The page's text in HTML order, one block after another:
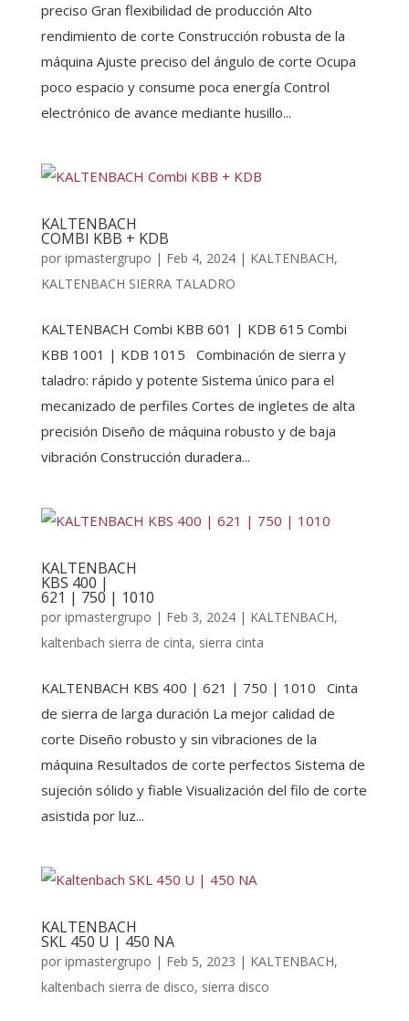
preciso Gran flexibilidad de producción Alto
rendimiento de corte Construcción robusta de la
máquina Ajuste preciso del ángulo de corte Ocupa
poco espacio y consume poca energía Control
electrónico de avance mediante husillo...
KALTENBACH
COMBI KBB + KDB
por ipmastergrupo | Feb 4, 2024| KALTENBACH,
KALTENBACH SIERRA TALADRO
KALTENBACH Combi KBB 601 | KDB 615 Combi
KBB 1001 | KDB 1015 Combinación de sierra y
taladro: rápido y potente Sistema único para el
mecanizado de perfiles Cortes de ingletes de alta
precisión Diseño de máquina robusto y de baja
vibración Construcción duradera...
KALTENBACH
KBS 400 |
621 | 750 | 1010
por ipmastergrupo | Feb 3, 2024| KALTENBACH,
kaltenbach sierra de cinta, sierra cinta
KALTENBACH KBS 400 | 621 | 750 | 1010 Cinta
de sierra de larga duración La mejor calidad de
corte Diseño robusto y sin vibraciones de la
máquina Resultados de corte perfectos Sistema de
sujeción sólido y fiable Visualización del filo de corte
asistida por luz...
KALTENBACH
SKL 450 U | 450 NA
por ipmastergrupo | Feb 5, 2023 | KALTENBACH,
kaltenbach sierra de disco, sierra disco